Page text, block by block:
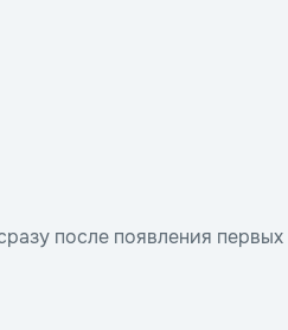
после появления первых